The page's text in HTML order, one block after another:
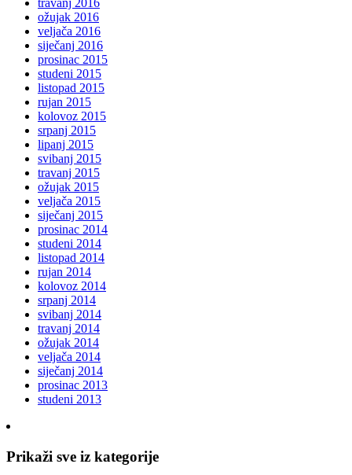
travanj 2016
ožujak 2016
veljača 2016
siječanj 2016
prosinac 2015
studeni 2015
listopad 2015
rujan 2015
kolovoz 2015
srpanj 2015
lipanj 2015
svibanj 2015
travanj 2015
ožujak 2015
veljača 2015
siječanj 2015
prosinac 2014
studeni 2014
listopad 2014
rujan 2014
kolovoz 2014
srpanj 2014
svibanj 2014
travanj 2014
ožujak 2014
veljača 2014
siječanj 2014
prosinac 2013
studeni 2013
Prikaži sve iz kategorije